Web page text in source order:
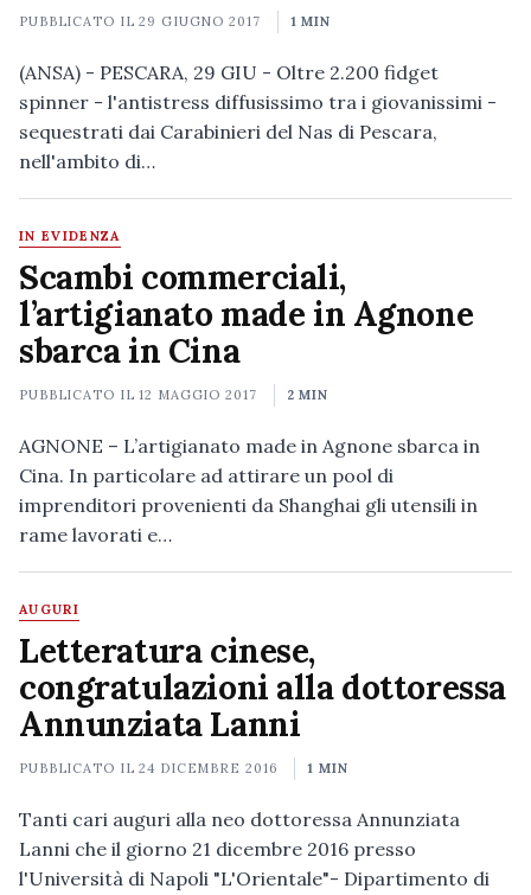
PUBBLICATO IL29 GIUGNO 2017 1 MIN
(ANSA) - PESCARA, 29 GIU - Oltre 2.200 fidget
spinner - l'antistress diffusissimo tra i giovanissimi -
sequestrati dai Carabinieri del Nas di Pescara,
nell'ambito di…
IN EVIDENZA
Scambi commerciali,
l’artigianato made in Agnone
sbarca in Cina
PUBBLICATO IL12 MAGGIO 2017 2 MIN
AGNONE – L’artigianato made in Agnone sbarca in
Cina. In particolare ad attirare un pool di
imprenditori provenienti da Shanghai gli utensili in
rame lavorati e…
AUGURI
Letteratura cinese,
congratulazioni alla dottoressa
Annunziata Lanni
PUBBLICATO IL24 DICEMBRE 2016 1 MIN
Tanti cari auguri alla neo dottoressa Annunziata
Lanni che il giorno 21 dicembre 2016 presso
l'Università di Napoli "L'Orientale"- Dipartimento di